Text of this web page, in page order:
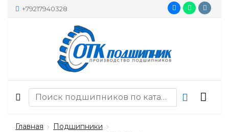
+79217940328
Главная
Подшипники